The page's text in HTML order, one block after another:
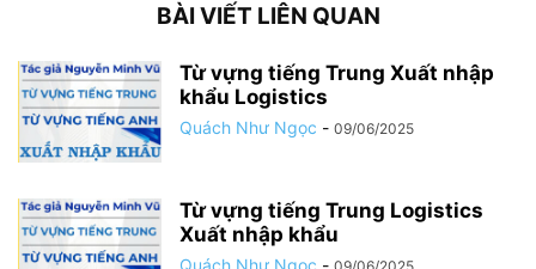
BÀI VIẾT LIÊN QUAN
Từ vựng tiếng Trung Xuất nhập
khẩu Logistics
Quách Như Ngọc - 09/06/2025
Từ vựng tiếng Trung Logistics
Xuất nhập khẩu
Quách Như Ngọc -